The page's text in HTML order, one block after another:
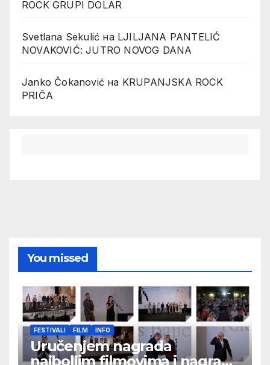
ROCK GRUPI DOLAR
Svetlana Sekulić на LJILJANA PANTELIĆ
NOVAKOVIĆ: JUTRO NOVOG DANA
Janko Čokanović на KRUPANJSKA ROCK
PRIČA
You missed
FESTIVALI FILM INFO
Uručenjem nagrada
najboljim filmovima i nagrade